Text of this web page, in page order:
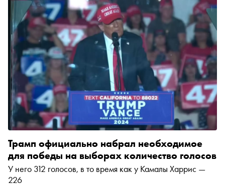
Трамп официально набрал необходимое
для победы на выборах количество голосов
У него 312 голосов, в то время как у Камалы Харрис —
226